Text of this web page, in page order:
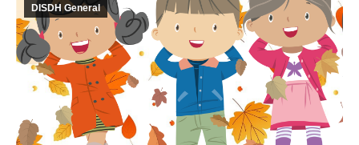
DISDH General